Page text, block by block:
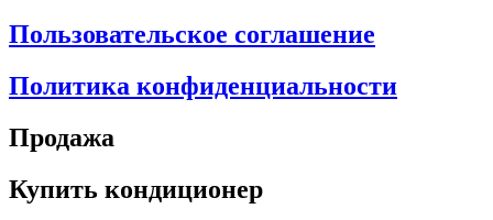
Пользовательское соглашение
Политика конфиденциальности
Продажа
Купить кондиционер